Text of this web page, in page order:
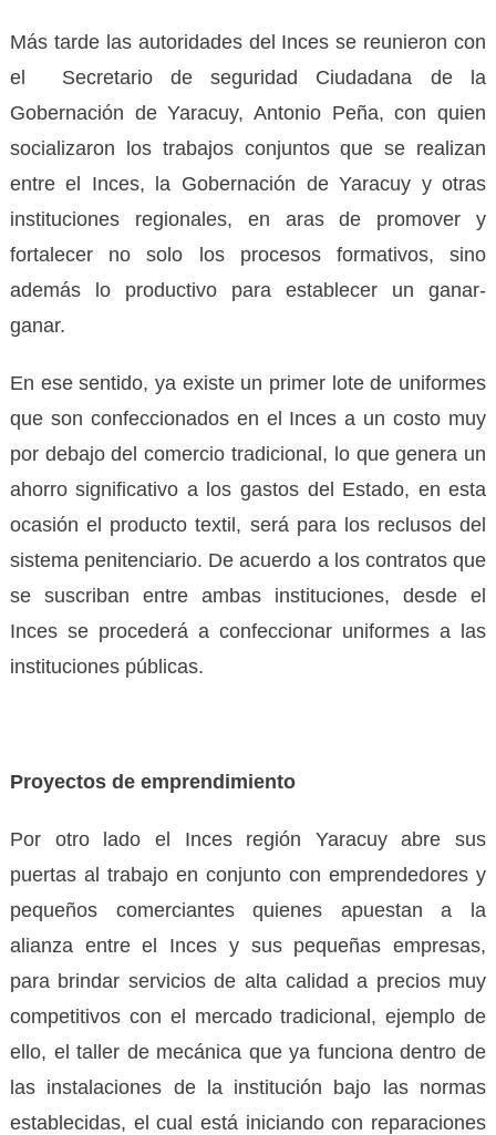
Más tarde las autoridades del Inces se reunieron con
el Secretario de seguridad Ciudadana de la
Gobernación de Yaracuy, Antonio Peña, con quien
socializaron los trabajos conjuntos que se realizan
entre el Inces, la Gobernación de Yaracuy y otras
instituciones regionales, en aras de promover y
fortalecer no solo los procesos formativos, sino
además lo productivo para establecer un ganar-
ganar.
En ese sentido, ya existe un primer lote de uniformes
que son confeccionados en el Inces a un costo muy
por debajo del comercio tradicional, lo que genera un
ahorro significativo a los gastos del Estado, en esta
ocasión el producto textil, será para los reclusos del
sistema penitenciario. De acuerdo a los contratos que
se suscriban entre ambas instituciones, desde el
Inces se procederá a confeccionar uniformes a las
instituciones públicas.
Proyectos de emprendimiento
Por otro lado el Inces región Yaracuy abre sus
puertas al trabajo en conjunto con emprendedores y
pequeños comerciantes quienes apuestan a la
alianza entre el Inces y sus pequeñas empresas,
para brindar servicios de alta calidad a precios muy
competitivos con el mercado tradicional, ejemplo de
ello, el taller de mecánica que ya funciona dentro de
las instalaciones de la institución bajo las normas
establecidas, el cual está iniciando con reparaciones